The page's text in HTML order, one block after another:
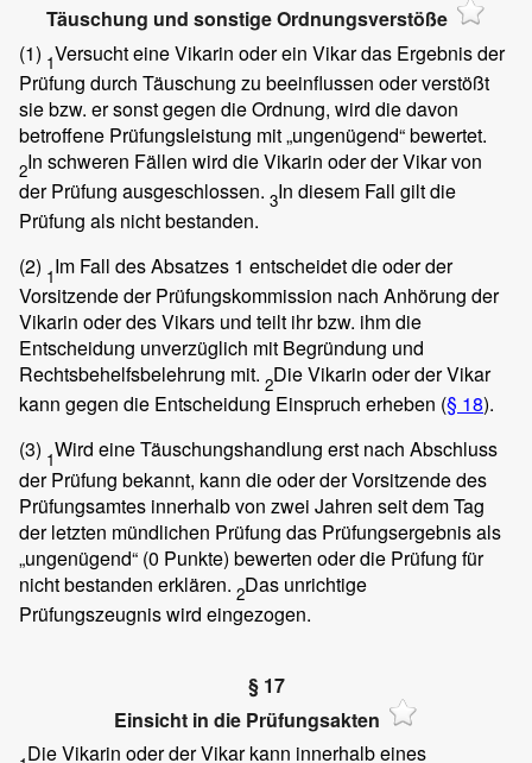
Täuschung und sonstige Ordnungsverstöße
(1) 1Versucht eine Vikarin oder ein Vikar das Ergebnis der
Prüfung durch Täuschung zu beeinflussen oder verstößt
sie bzw. er sonst gegen die Ordnung, wird die davon
betroffene Prüfungsleistung mit „ungenügend“ bewertet.
2In schweren Fällen wird die Vikarin oder der Vikar von
der Prüfung ausgeschlossen. 3In diesem Fall gilt die
Prüfung als nicht bestanden.
(2) 1Im Fall des Absatzes 1 entscheidet die oder der
Vorsitzende der Prüfungskommission nach Anhörung der
Vikarin oder des Vikars und teilt ihr bzw. ihm die
Entscheidung unverzüglich mit Begründung und
Rechtsbehelfsbelehrung mit. 2Die Vikarin oder der Vikar
kann gegen die Entscheidung Einspruch erheben (§ 18).
(3) 1Wird eine Täuschungshandlung erst nach Abschluss
der Prüfung bekannt, kann die oder der Vorsitzende des
Prüfungsamtes innerhalb von zwei Jahren seit dem Tag
der letzten mündlichen Prüfung das Prüfungsergebnis als
„ungenügend“ (0 Punkte) bewerten oder die Prüfung für
nicht bestanden erklären. 2Das unrichtige
Prüfungszeugnis wird eingezogen.
§ 17
Einsicht in die Prüfungsakten
Die Vikarin oder der Vikar kann innerhalb eines